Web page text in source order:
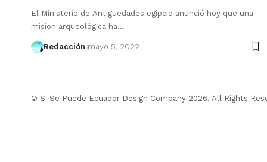
El Ministerio de Antigüedades egipcio anunció hoy que una
misión arqueológica ha…
Redacción mayo 5, 2022
© Si Se Puede Ecuador Design Company 2026. All Rights